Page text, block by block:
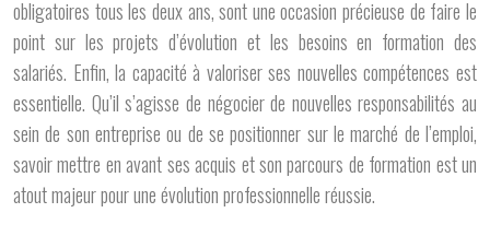
obligatoires tous les deux ans, sont une occasion précieuse de faire le
point sur les projets d’évolution et les besoins en formation des
salariés. Enfin, la capacité à valoriser ses nouvelles compétences est
essentielle. Qu’il s’agisse de négocier de nouvelles responsabilités au
sein de son entreprise ou de se positionner sur le marché de l’emploi,
savoir mettre en avant ses acquis et son parcours de formation est un
atout majeur pour une évolution professionnelle réussie.